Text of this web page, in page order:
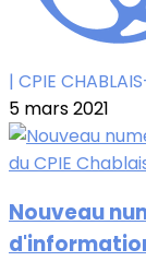
| CPIE
5 mars 2021
Nouveau